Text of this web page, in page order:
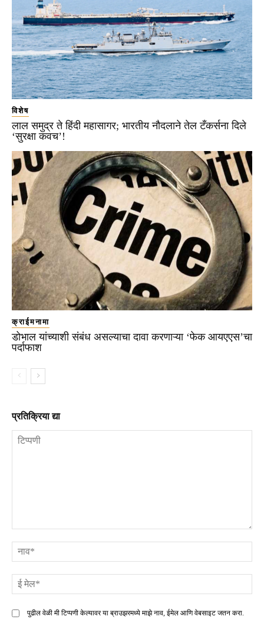
विशेष
लाल समुद्र ते हिंदी महासागर; भारतीय नौदलाने तेल टँकर्सना दिले
‘सुरक्षा कवच’!
क्राईमनामा
डोभाल यांच्याशी संबंध असल्याचा दावा करणाऱ्या ‘फेक आयएएस’चा
पर्दाफाश
प्रतिक्रिया द्या
पुढील वेळी मी टिप्पणी केल्यावर या ब्राउझरमध्ये माझे नाव, ईमेल आणि वेबसाइट जतन करा.